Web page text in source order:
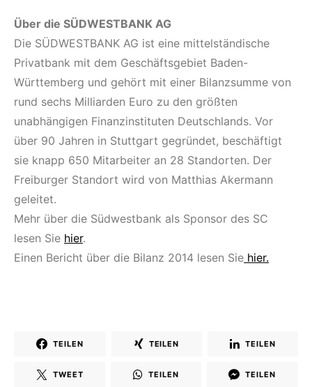
Über die SÜDWESTBANK AG
Die SÜDWESTBANK AG ist eine mittelständische
Privatbank mit dem Geschäftsgebiet Baden-
Württemberg und gehört mit einer Bilanzsumme von
rund sechs Milliarden Euro zu den größten
unabhängigen Finanzinstituten Deutschlands. Vor
über 90 Jahren in Stuttgart gegründet, beschäftigt
sie knapp 650 Mitarbeiter an 28 Standorten. Der
Freiburger Standort wird von Matthias Akermann
geleitet.
Mehr über die Südwestbank als Sponsor des SC
lesen Sie hier.
Einen Bericht über die Bilanz 2014 lesen Sie hier.
TEILEN TEILEN TEILEN
TWEET TEILEN TEILEN